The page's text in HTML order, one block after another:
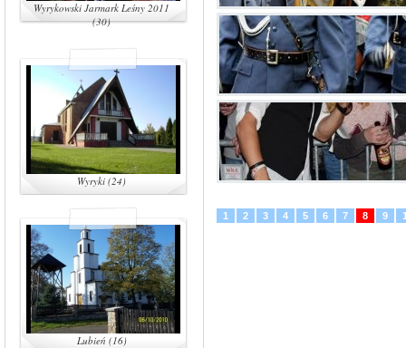
Wyrykowski Jarmark Leśny 2011
(30)
Wyryki (24)
Lubień (16)
1 2 3 4 5 6 7 8 9